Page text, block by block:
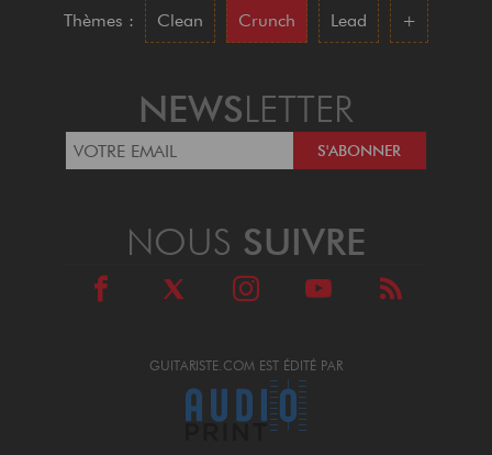
Thèmes :
Clean Crunch Lead +
NEWSLETTER
GUITARISTE.COM EST ÉDITÉ PAR
NOUS SUIVRE